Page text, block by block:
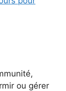
ou gérer